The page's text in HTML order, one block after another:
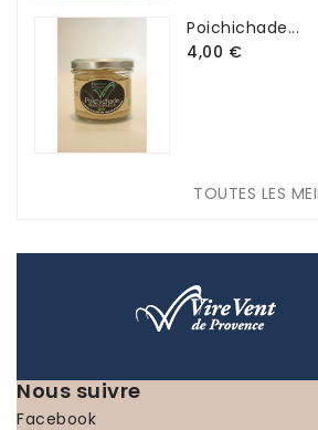
Poichichade...
4,00 €
TOUTES LES
Nous suivre
Facebook